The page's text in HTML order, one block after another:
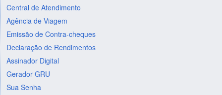
Central de Atendimento
Agência de Viagem
Emissão de Contra-cheques
Declaração de Rendimentos
Assinador Digital
Gerador GRU
Sua Senha